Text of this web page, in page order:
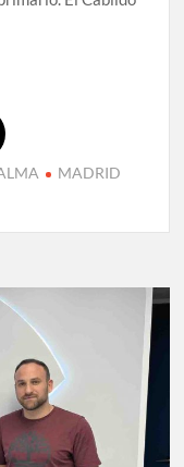
MADRID